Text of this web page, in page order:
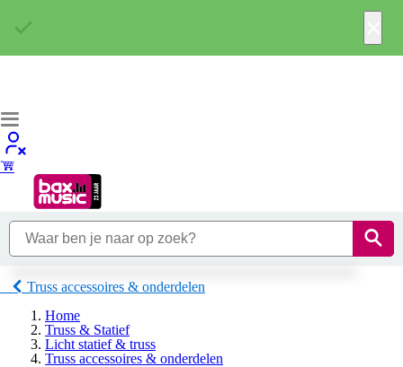
Truss accessoires & onderdelen
Home
Truss & Statief
Licht statief & truss
Truss accessoires & onderdelen